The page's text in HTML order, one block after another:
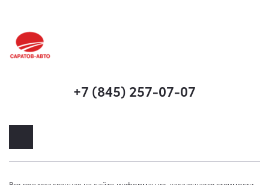
+7 (845) 257-07-07